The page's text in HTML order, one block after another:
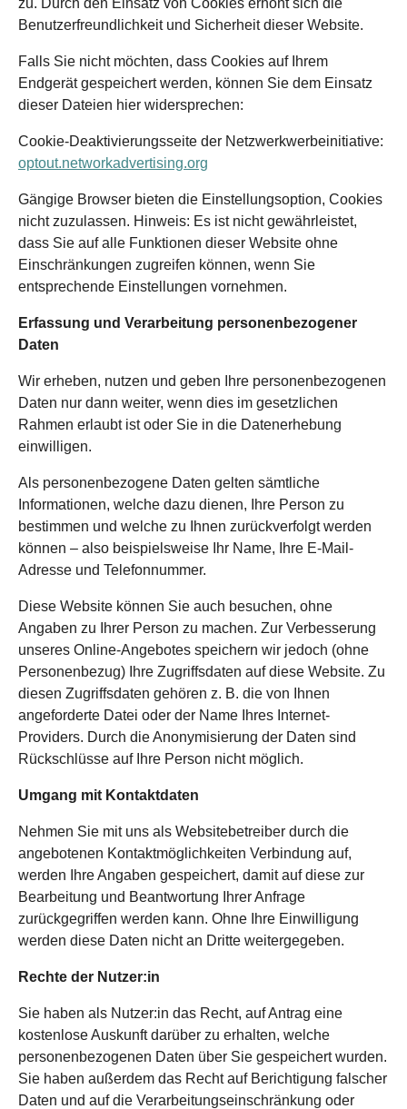
zu. Durch den Einsatz von Cookies erhöht sich die
Benutzerfreundlichkeit und Sicherheit dieser Website.
Falls Sie nicht möchten, dass Cookies auf Ihrem
Endgerät gespeichert werden, können Sie dem Einsatz
dieser Dateien hier widersprechen:
Cookie-Deaktivierungsseite der Netzwerkwerbeinitiative:
optout.networkadvertising.org
Gängige Browser bieten die Einstellungsoption, Cookies
nicht zuzulassen. Hinweis: Es ist nicht gewährleistet,
dass Sie auf alle Funktionen dieser Website ohne
Einschränkungen zugreifen können, wenn Sie
entsprechende Einstellungen vornehmen.
Erfassung und Verarbeitung personenbezogener
Daten
Wir erheben, nutzen und geben Ihre personenbezogenen
Daten nur dann weiter, wenn dies im gesetzlichen
Rahmen erlaubt ist oder Sie in die Datenerhebung
einwilligen.
Als personenbezogene Daten gelten sämtliche
Informationen, welche dazu dienen, Ihre Person zu
bestimmen und welche zu Ihnen zurückverfolgt werden
können – also beispielsweise Ihr Name, Ihre E-Mail-
Adresse und Telefonnummer.
Diese Website können Sie auch besuchen, ohne
Angaben zu Ihrer Person zu machen. Zur Verbesserung
unseres Online-Angebotes speichern wir jedoch (ohne
Personenbezug) Ihre Zugriffsdaten auf diese Website. Zu
diesen Zugriffsdaten gehören z. B. die von Ihnen
angeforderte Datei oder der Name Ihres Internet-
Providers. Durch die Anonymisierung der Daten sind
Rückschlüsse auf Ihre Person nicht möglich.
Umgang mit Kontaktdaten
Nehmen Sie mit uns als Websitebetreiber durch die
angebotenen Kontaktmöglichkeiten Verbindung auf,
werden Ihre Angaben gespeichert, damit auf diese zur
Bearbeitung und Beantwortung Ihrer Anfrage
zurückgegriffen werden kann. Ohne Ihre Einwilligung
werden diese Daten nicht an Dritte weitergegeben.
Rechte der Nutzer:in
Sie haben als Nutzer:in das Recht, auf Antrag eine
kostenlose Auskunft darüber zu erhalten, welche
personenbezogenen Daten über Sie gespeichert wurden.
Sie haben außerdem das Recht auf Berichtigung falscher
Daten und auf die Verarbeitungseinschränkung oder